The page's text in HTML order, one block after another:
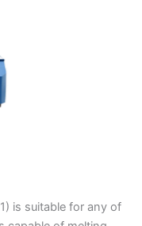
is suitable for any of